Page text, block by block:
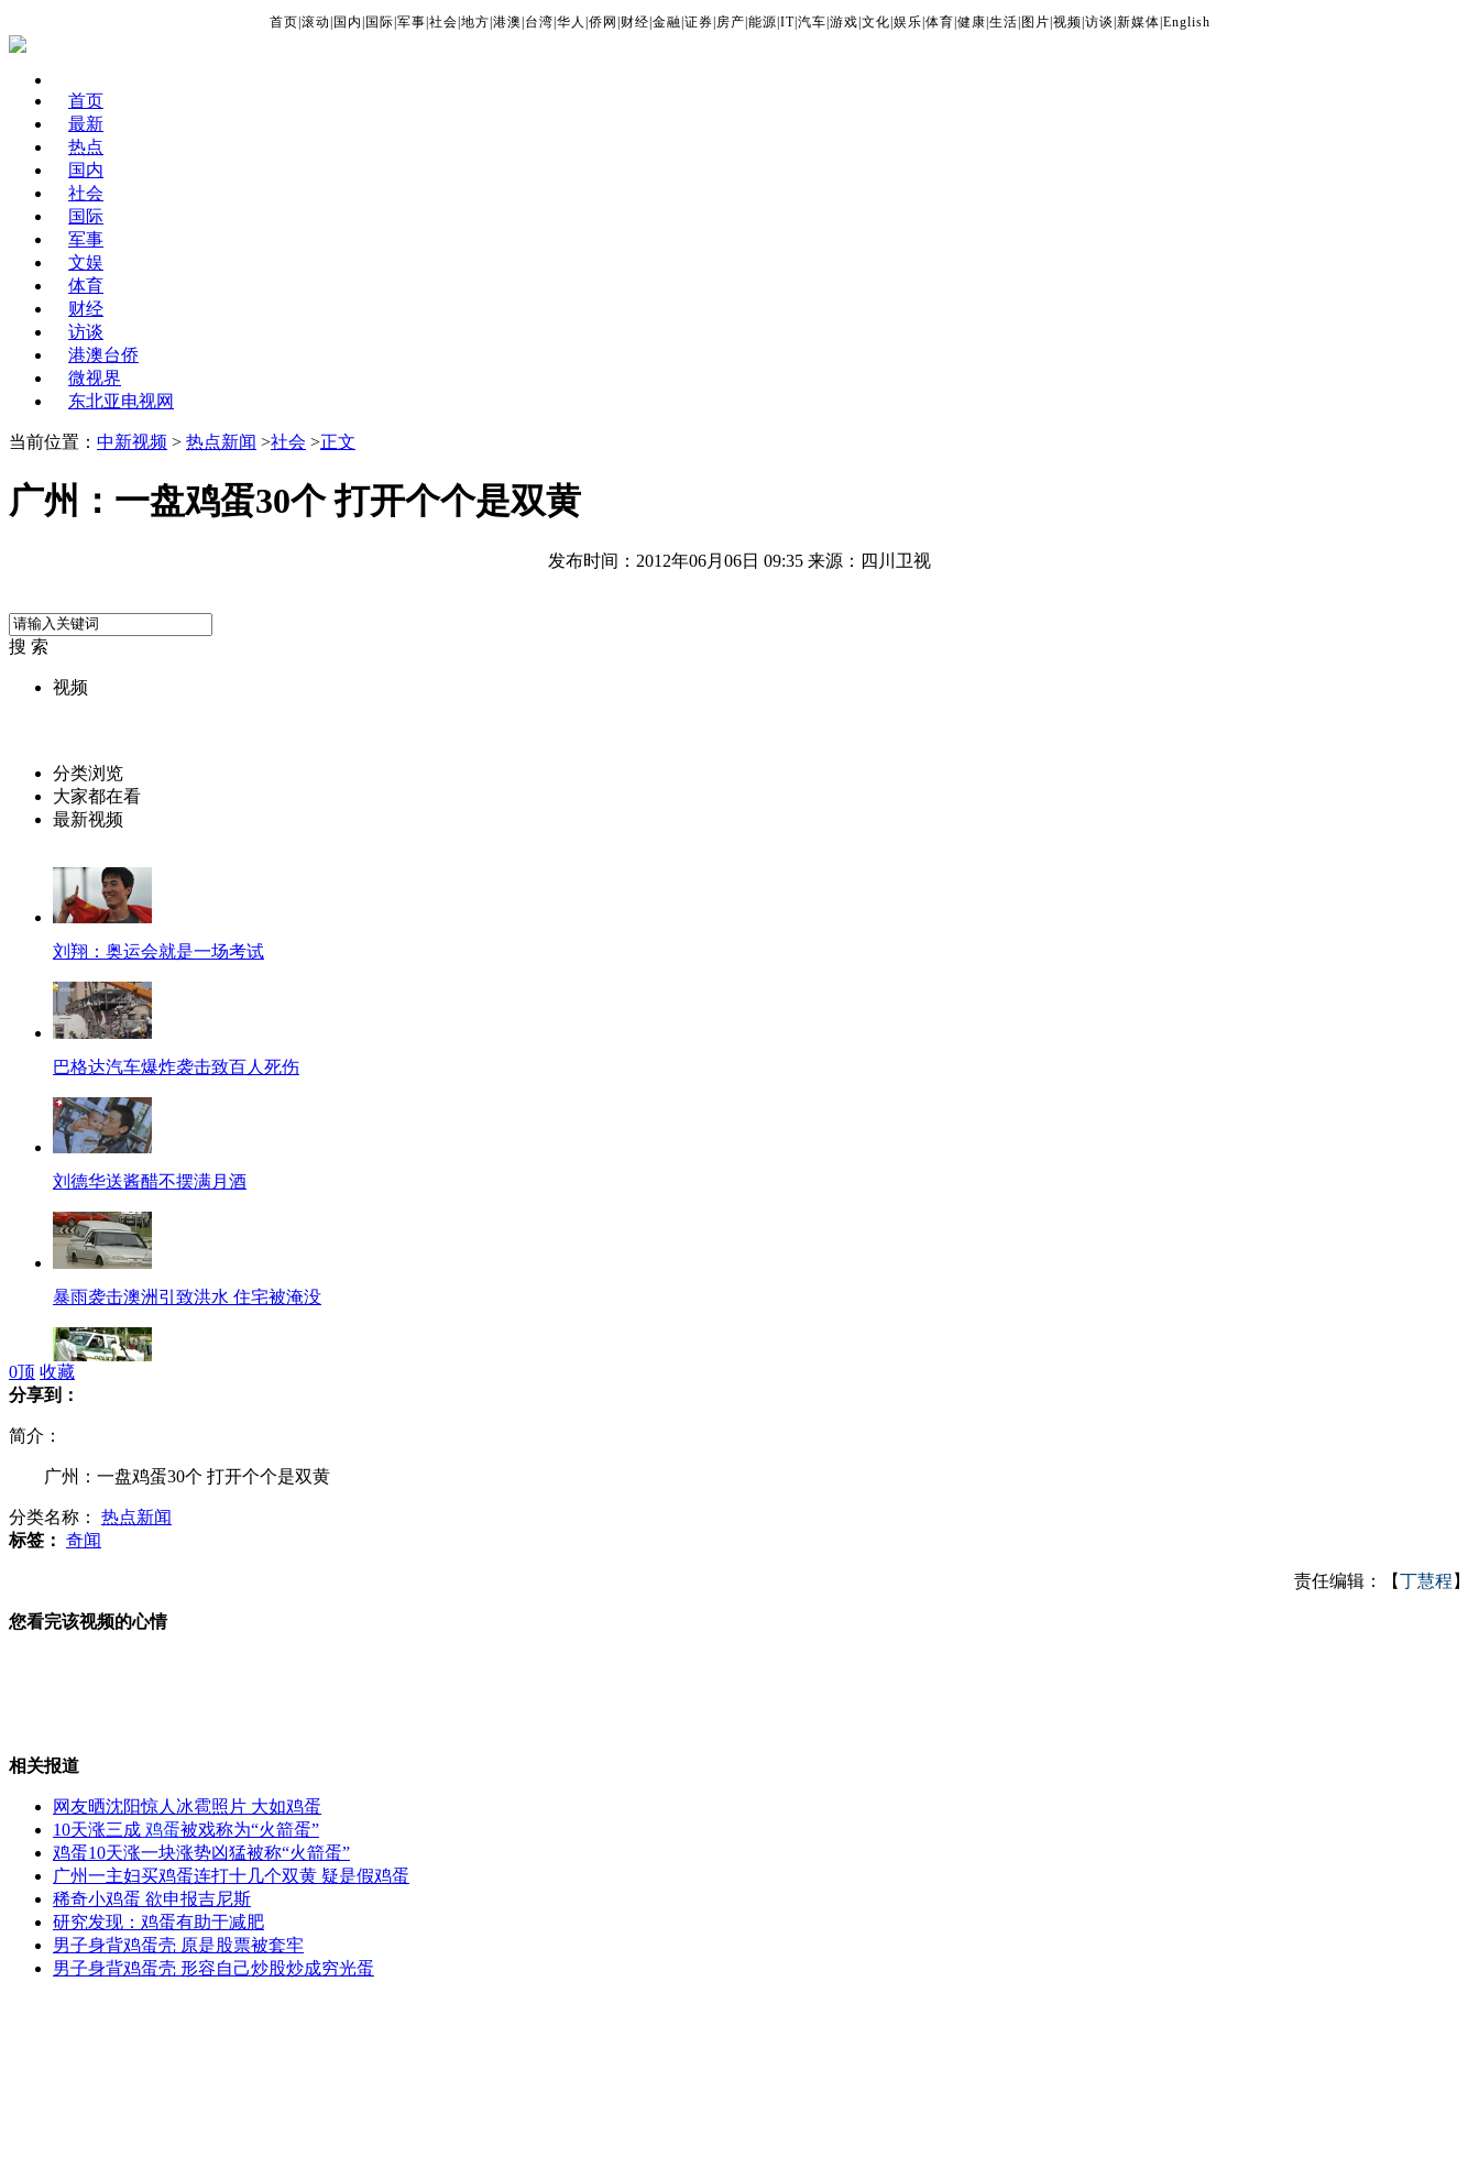
首页 滚动 国内 国际 军事 社会 地方 港澳 台湾 华人 侨网 财经 金融 证券 房产 能源 IT| 汽车 游戏 文化 娱乐 体育 健康 生活 图片 视频 访谈 新媒体 English
首页
最新
热点
国内
社会
国际
军事
文娱
体育
财经
访谈
港澳台侨
微视界
东北亚电视网
当前位置： 中新视频 > 热点新闻 >社会 >正文
广州：一盘鸡蛋30个 打开个个是双黄
发布时间：2012年06月06日 09:35 来源：四川卫视
搜 索
视频
分类浏览
大家都在看
最新视频
刘翔：奥运会就是一场考试
巴格达汽车爆炸袭击致百人死伤
刘德华送酱醋不摆满月酒
暴雨袭击澳洲引致洪水 住宅被淹没
陕西汉阴“豪华办公楼”调查
美国纪念中途岛海战爆发70周年
名嘴老毕旧照曝光 曾是摄影师
0顶 收藏
分享到：
简介：
广州：一盘鸡蛋30个 打开个个是双黄
分类名称： 热点新闻
标签： 奇闻
责任编辑：【丁慧程 】
您看完该视频的心情
相关报道
网友晒沈阳惊人冰雹照片 大如鸡蛋
10天涨三成 鸡蛋被戏称为“火箭蛋”
鸡蛋10天涨一块涨势凶猛被称“火箭蛋”
广州一主妇买鸡蛋连打十几个双黄 疑是假鸡蛋
稀奇小鸡蛋 欲申报吉尼斯
研究发现：鸡蛋有助于减肥
男子身背鸡蛋壳 原是股票被套牢
男子身背鸡蛋壳 形容自己炒股炒成穷光蛋